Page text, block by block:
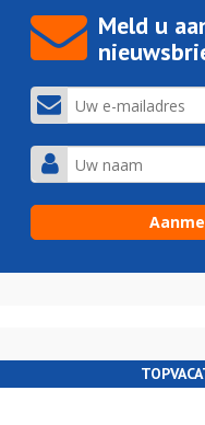
Meld u